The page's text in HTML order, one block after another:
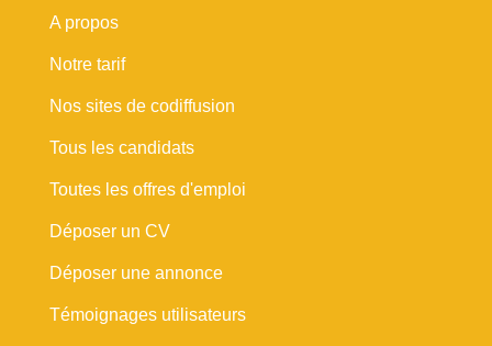
A propos
Notre tarif
Nos sites de codiffusion
Tous les candidats
Toutes les offres d'emploi
Déposer un CV
Déposer une annonce
Témoignages utilisateurs